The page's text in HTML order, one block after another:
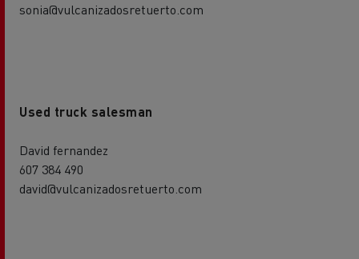
sonia@vulcanizadosretuerto.com
Used truck salesman
David fernandez
607 384 490
david@vulcanizadosretuerto.com